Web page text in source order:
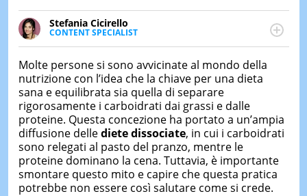
DI
Stefania Cicirello
CONTENT SPECIALIST
Content writer, video editor e fotografa, ha
conseguito un Master in Digital & Social Media
Marketing. Scrive articoli in ottica SEO e realizza
contenuti per social media, con focus su Costume &
Società, Moda e Bellezza.
Molte persone si sono avvicinate al mondo della
nutrizione con l’idea che la chiave per una dieta
sana e equilibrata sia quella di separare
rigorosamente i carboidrati dai grassi e dalle
proteine. Questa concezione ha portato a un’ampia
diffusione dellediete dissociate, in cui i carboidrati
sono relegati al pasto del pranzo, mentre le
proteine dominano la cena. Tuttavia, è importante
smontare questo mito e capire che questa pratica
potrebbe non essere così salutare come si crede.